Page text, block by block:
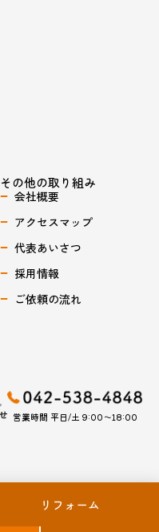
営業時間 平日/土 9:00〜18:00
その他の取り組み
会社概要
アクセスマップ
代表あいさつ
採用情報
ご依頼の流れ
のために、 ずっとwin-winの関係で、心に
リフォーム